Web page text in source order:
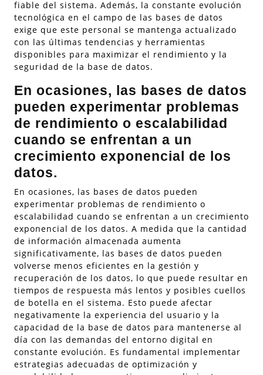
fiable del sistema. Además, la constante evolución
tecnológica en el campo de las bases de datos
exige que este personal se mantenga actualizado
con las últimas tendencias y herramientas
disponibles para maximizar el rendimiento y la
seguridad de la base de datos.
En ocasiones, las bases de datos
pueden experimentar problemas
de rendimiento o escalabilidad
cuando se enfrentan a un
crecimiento exponencial de los
datos.
En ocasiones, las bases de datos pueden
experimentar problemas de rendimiento o
escalabilidad cuando se enfrentan a un crecimiento
exponencial de los datos. A medida que la cantidad
de información almacenada aumenta
significativamente, las bases de datos pueden
volverse menos eficientes en la gestión y
recuperación de los datos, lo que puede resultar en
tiempos de respuesta más lentos y posibles cuellos
de botella en el sistema. Esto puede afectar
negativamente la experiencia del usuario y la
capacidad de la base de datos para mantenerse al
día con las demandas del entorno digital en
constante evolución. Es fundamental implementar
estrategias adecuadas de optimización y